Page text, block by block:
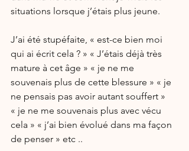
situations lorsque j’étais plus jeune.
J’ai été stupéfaite, « est-ce bien moi
qui ai écrit cela ? » « J’étais déjà très
mature à cet âge » « je ne me
souvenais plus de cette blessure » « je
ne pensais pas avoir autant souffert »
« je ne me souvenais plus avec vécu
cela » « j’ai bien évolué dans ma façon
de penser » etc ..